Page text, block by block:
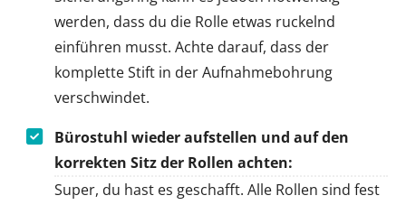
werden, dass du die Rolle etwas ruckelnd
einführen musst. Achte darauf, dass der
komplette Stift in der Aufnahmebohrung
verschwindet.
Bürostuhl wieder aufstellen und auf den
korrekten Sitz der Rollen achten:
Super, du hast es geschafft. Alle Rollen sind fest